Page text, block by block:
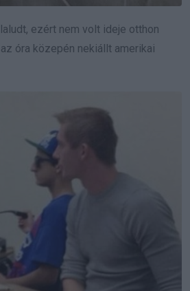
ezért nem volt ideje otthon
óra közepén nekiállt amerikai